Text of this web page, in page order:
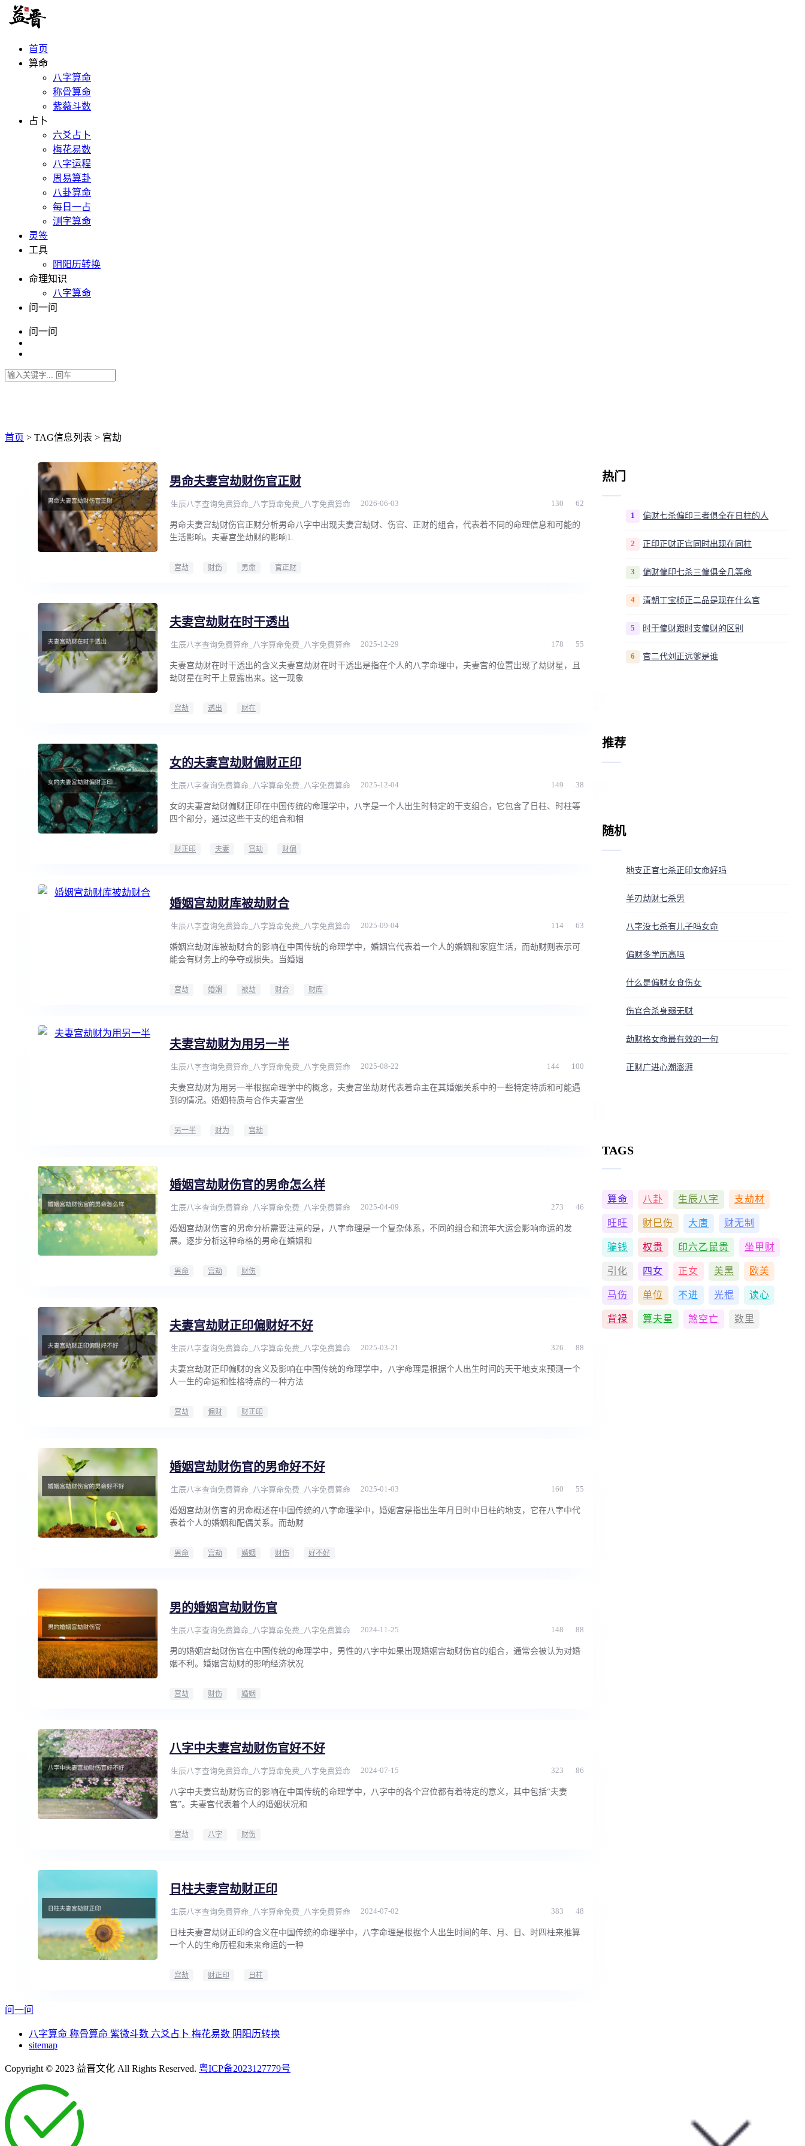
首页
算命
八字算命
称骨算命
紫薇斗数
占卜
六爻占卜
梅花易数
八字运程
周易算卦
八卦算命
每日一占
测字算命
灵签
工具
阴阳历转换
命理知识
八字算命
问一问
问一问
首页 > TAG信息列表 > 宫劫
男命夫妻宫劫财伤官正财
生辰八字查询免费算命_八字算命免费_八字免费算命 2026-06-03 130 62
男命夫妻宫劫财伤官正财分析男命八字中出现夫妻宫劫财、伤官、正财的组合，代表着不同的命理信息和可能的
生活影响。夫妻宫坐劫财的影响1.
宫劫 财伤 男命 官正财
夫妻宫劫财在时干透出
生辰八字查询免费算命_八字算命免费_八字免费算命 2025-12-29 178 55
夫妻宫劫财在时干透出的含义夫妻宫劫财在时干透出是指在个人的八字命理中，夫妻宫的位置出现了劫财星，且
劫财星在时干上显露出来。这一现象
宫劫 透出 财在
女的夫妻宫劫财偏财正印
生辰八字查询免费算命_八字算命免费_八字免费算命 2025-12-04 149 38
女的夫妻宫劫财偏财正印在中国传统的命理学中，八字是一个人出生时特定的干支组合，它包含了日柱、时柱等
四个部分，通过这些干支的组合和相
财正印 夫妻 宫劫 财偏
婚姻宫劫财库被劫财合
生辰八字查询免费算命_八字算命免费_八字免费算命 2025-09-04 114 63
婚姻宫劫财库被劫财合的影响在中国传统的命理学中，婚姻宫代表着一个人的婚姻和家庭生活，而劫财则表示可
能会有财务上的争夺或损失。当婚姻
宫劫 婚姻 被劫 财合 财库
夫妻宫劫财为用另一半
生辰八字查询免费算命_八字算命免费_八字免费算命 2025-08-22 144 100
夫妻宫劫财为用另一半根据命理学中的概念，夫妻宫坐劫财代表着命主在其婚姻关系中的一些特定特质和可能遇
到的情况。婚姻特质与合作夫妻宫坐
另一半 财为 宫劫
婚姻宫劫财伤官的男命怎么样
生辰八字查询免费算命_八字算命免费_八字免费算命 2025-04-09 273 46
婚姻宫劫财伤官的男命分析需要注意的是，八字命理是一个复杂体系，不同的组合和流年大运会影响命运的发
展。逐步分析这种命格的男命在婚姻和
男命 宫劫 财伤
夫妻宫劫财正印偏财好不好
生辰八字查询免费算命_八字算命免费_八字免费算命 2025-03-21 326 88
夫妻宫劫财正印偏财的含义及影响在中国传统的命理学中，八字命理是根据个人出生时间的天干地支来预测一个
人一生的命运和性格特点的一种方法
宫劫 偏财 财正印
婚姻宫劫财伤官的男命好不好
生辰八字查询免费算命_八字算命免费_八字免费算命 2025-01-03 160 55
婚姻宫劫财伤官的男命概述在中国传统的八字命理学中，婚姻宫是指出生年月日时中日柱的地支，它在八字中代
表着个人的婚姻和配偶关系。而劫财
男命 宫劫 婚姻 财伤 好不好
男的婚姻宫劫财伤官
生辰八字查询免费算命_八字算命免费_八字免费算命 2024-11-25 148 88
男的婚姻宫劫财伤官在中国传统的命理学中，男性的八字中如果出现婚姻宫劫财伤官的组合，通常会被认为对婚
姻不利。婚姻宫劫财的影响经济状况
宫劫 财伤 婚姻
八字中夫妻宫劫财伤官好不好
生辰八字查询免费算命_八字算命免费_八字免费算命 2024-07-15 323 86
八字中夫妻宫劫财伤官的影响在中国传统的命理学中，八字中的各个宫位都有着特定的意义，其中包括“夫妻
宫”。夫妻宫代表着个人的婚姻状况和
宫劫 八字 财伤
日柱夫妻宫劫财正印
生辰八字查询免费算命_八字算命免费_八字免费算命 2024-07-02 383 48
日柱夫妻宫劫财正印的含义在中国传统的命理学中，八字命理是根据个人出生时间的年、月、日、时四柱来推算
一个人的生命历程和未来命运的一种
宫劫 财正印 日柱
热门
1 偏财七杀偏印三者俱全在日柱的人
2 正印正财正官同时出现在同柱
3 偏财偏印七杀三偏俱全几等命
4 清朝丁宝桢正二品是现在什么官
5 时干偏财跟时支偏财的区别
6 官二代刘正远爹是谁
推荐
随机
地支正官七杀正印女命好吗
羊刃劫财七杀男
八字没七杀有儿子吗女命
偏财多学历高吗
什么是偏财女食伤女
伤官合杀身弱无财
劫财格女命最有效的一句
正财广进心潮澎湃
TAGS
算命 八卦 生辰八字 支劫材
旺旺 财巳伤 大唐 财无制
骗钱 权贵 印六乙鼠贵 坐甲财
引化 四女 正女 美黑 欧美
马伤 单位 不进 光棍 读心
背禄 算夫星 煞空亡 数里
问一问
八字算命 称骨算命 紫微斗数 六爻占卜 梅花易数 阴阳历转换
sitemap
Copyright © 2023 益晋文化 All Rights Reserved. 粤ICP备2023127779号